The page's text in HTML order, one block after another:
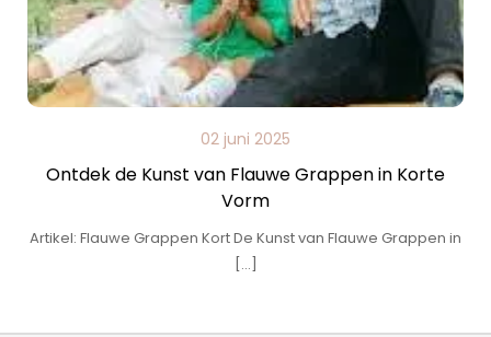
02 juni 2025
Ontdek de Kunst van Flauwe Grappen in Korte
Vorm
Artikel: Flauwe Grappen Kort De Kunst van Flauwe Grappen in
[…]